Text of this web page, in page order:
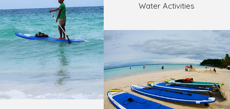
Water Activities